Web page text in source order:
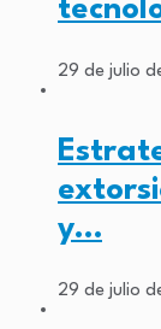
29 de julio
y…
29 de julio